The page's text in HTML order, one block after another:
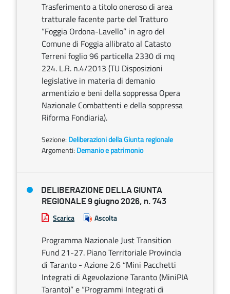
Trasferimento a titolo oneroso di area
tratturale facente parte del Tratturo
“Foggia Ordona-Lavello” in agro del
Comune di Foggia allibrato al Catasto
Terreni foglio 96 particella 2330 di mq
224. L.R. n.4/2013 (TU Disposizioni
legislative in materia di demanio
armentizio e beni della soppressa Opera
Nazionale Combattenti e della soppressa
Riforma Fondiaria).
Sezione: Deliberazioni della Giunta regionale
Argomenti: Demanio e patrimonio
DELIBERAZIONE DELLA GIUNTA
REGIONALE 9 giugno 2026, n. 743
Scarica Ascolta
Programma Nazionale Just Transition
Fund 21-27. Piano Territoriale Provincia
di Taranto - Azione 2.6 “Mini Pacchetti
Integrati di Agevolazione Taranto (MiniPIA
Taranto)” e “Programmi Integrati di